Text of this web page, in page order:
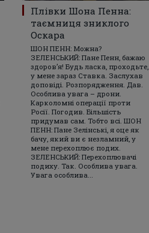
Плівки Шона Пенна:
таємниця зниклого
Оскара
ШОН ПЕНН: Можна?
ЗЕЛЕНСЬКИЙ: Пане Пенн, бажаю
здоров’я! Будь ласка, проходьте,
у мене зараз Ставка. Заслухав
доповіді. Розпорядження. Дав.
Особлива увага – дрони.
Карколомні операції проти
Росії. Погодив. Більшість
придумав сам. Тобто всі. ШОН
ПЕНН: Пане Зелінські, я оце як
бачу, який ви є незламний, у
мене перехоплює подих.
ЗЕЛЕНСЬКИЙ: Перехоплювачі
подиху. Так. Особлива увага.
Увага особлива...